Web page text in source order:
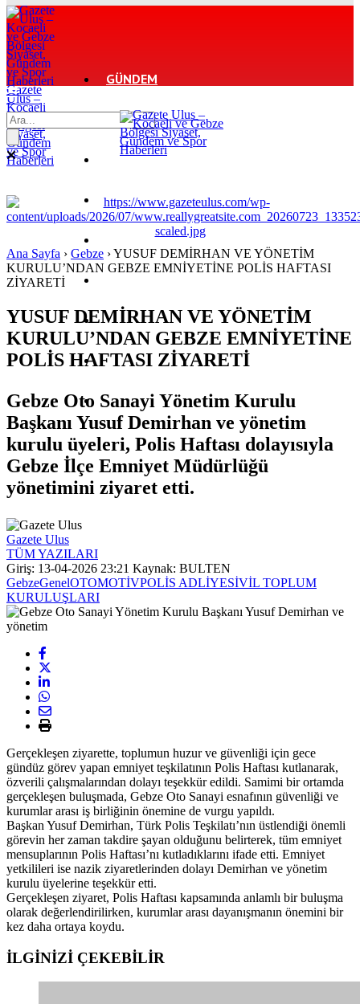
Gazete
Ulus –
Kocaeli
ve Gebze
Bölgesi
Siyaset,
Gündem
ve Spor
Haberleri
GÜNDEM
EKONOMI
POLITIKA
DÜNYA
SAĞLIK
TEKNOLOJI
Ana Sayfa › Gebze ›YUSUF DEMİRHAN VE YÖNETİM
KURULU’NDAN GEBZE EMNİYETİNE POLİS HAFTASI
ZİYARETİ
YUSUF DEMİRHAN VE YÖNETİM
KURULU’NDAN GEBZE EMNİYETİNE
POLİS HAFTASI ZİYARETİ
Gebze Oto Sanayi Yönetim Kurulu
Başkanı Yusuf Demirhan ve yönetim
kurulu üyeleri, Polis Haftası dolayısıyla
Gebze İlçe Emniyet Müdürlüğü
yönetimini ziyaret etti.
Gazete Ulus
TÜM YAZILARI
Giriş: 13-04-2026 23:21 Kaynak: BULTEN
GebzeGenelOTOMOTİVPOLİS ADLİYESİVİL TOPLUM
KURULUŞLARI
Gerçekleşen ziyarette, toplumun huzur ve güvenliği için gece
gündüz görev yapan emniyet teşkilatının Polis Haftası kutlanarak,
özverili çalışmalarından dolayı teşekkür edildi. Samimi bir ortamda
gerçekleşen buluşmada, Gebze Oto Sanayi esnafının güvenliği ve
kurumlar arası iş birliğinin önemine de vurgu yapıldı.
Başkan Yusuf Demirhan, Türk Polis Teşkilatı’nın üstlendiği önemli
görevin her zaman takdire şayan olduğunu belirterek, tüm emniyet
mensuplarının Polis Haftası’nı kutladıklarını ifade etti. Emniyet
yetkilileri ise nazik ziyaretlerinden dolayı Demirhan ve yönetim
kurulu üyelerine teşekkür etti.
Gerçekleşen ziyaret, Polis Haftası kapsamında anlamlı bir buluşma
olarak değerlendirilirken, kurumlar arası dayanışmanın önemini bir
kez daha ortaya koydu.
İLGİNİZİ ÇEKEBİLİR